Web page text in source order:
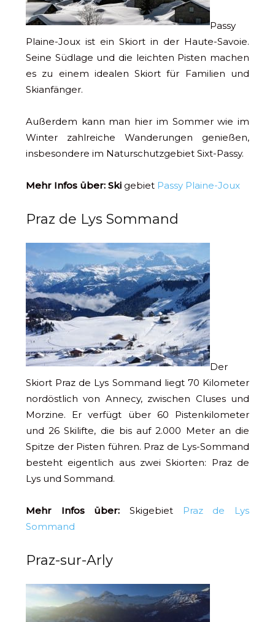
Passy
Plaine-Joux ist ein Skiort in der Haute-Savoie.
Seine Südlage und die leichten Pisten machen
es zu einem idealen Skiort für Familien und
Skianfänger.
Außerdem kann man hier im Sommer wie im
Winter zahlreiche Wanderungen genießen,
insbesondere im Naturschutzgebiet Sixt-Passy.
Mehr Infos über: Ski gebiet Passy Plaine-Joux
Praz de Lys Sommand
Der
Skiort Praz de Lys Sommand liegt 70 Kilometer
nordöstlich von Annecy, zwischen Cluses und
Morzine. Er verfügt über 60 Pistenkilometer
und 26 Skilifte, die bis auf 2.000 Meter an die
Spitze der Pisten führen. Praz de Lys-Sommand
besteht eigentlich aus zwei Skiorten: Praz de
Lys und Sommand.
Mehr Infos über: Skigebiet
Praz de Lys
Sommand
Praz-sur-Arly